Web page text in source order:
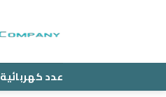
عدد كهربائية